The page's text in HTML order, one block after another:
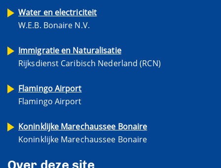
Water en electriciteit
W.E.B. Bonaire N.V.
Immigratie en Naturalisatie
Rijksdienst Caribisch Nederland (RCN)
Flamingo Airport
Flamingo Airport
Koninklijke Marechaussee Bonaire
Koninklijke Marechaussee Bonaire